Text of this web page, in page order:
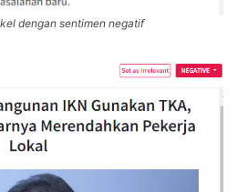
dengan sentimen negatif